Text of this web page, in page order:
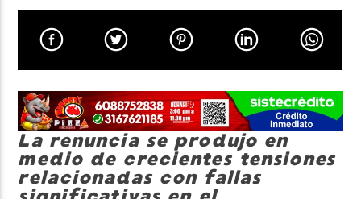
La renuncia se produjo en
medio de crecientes tensiones
relacionadas con fallas